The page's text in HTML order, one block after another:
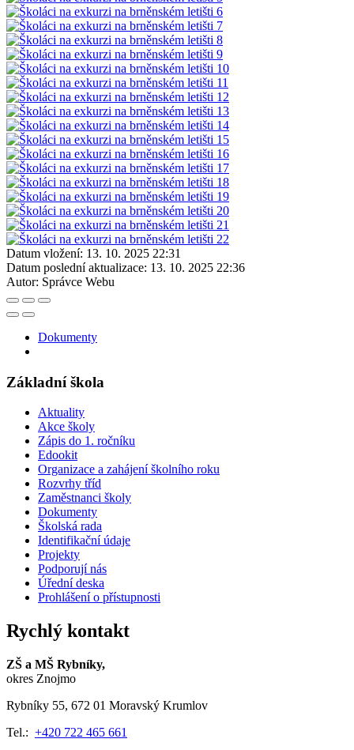
Datum vložení: 13. 10. 2025 22:31
Datum poslední aktualizace: 13. 10. 2025 22:36
Autor: Správce Webu
Dokumenty
Základní škola
Aktuality
Akce školy
Zápis do 1. ročníku
Edookit
Organizace a zahájení školního roku
Rozvrhy tříd
Zaměstnanci školy
Dokumenty
Školská rada
Identifikační údaje
Projekty
Podporují nás
Úřední deska
Prohlášení o přístupnosti
Rychlý kontakt
ZŠ a MŠ Rybníky,
okres Znojmo
Rybníky 55, 672 01 Moravský Krumlov
Tel.: +420 722 465 661